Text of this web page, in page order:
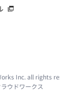
Inc. all rights
ウドワークス